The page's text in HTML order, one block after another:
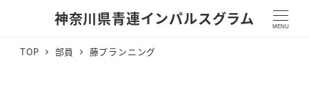
神奈川県青連インパルスグラム MENU
TOP 部員 藤プランニング